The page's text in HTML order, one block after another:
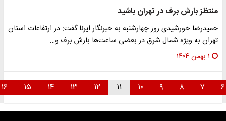
منتظز بارش برف در تهران باشید
حمیدرضا خورشیدی روز چهارشنبه به خبرنگار ایرنا گفت: در ارتفاعات استان
تهران به ویژه شمال شرق در بعضی ساعت‌ها بارش برف و…
۱ بهمن ۱۴۰۴